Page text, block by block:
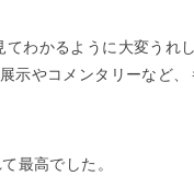
わかるように大変うれ
示やコメンタリーなど、
最高でした。